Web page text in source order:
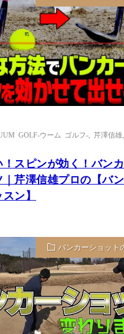
GOLF-ウーム ゴルフ- 芹澤信雄
！スピンが効く！バン
｜芹澤信雄プロの【バ
ン】
バンカーショット